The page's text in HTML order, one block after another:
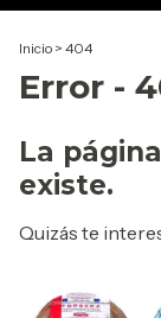
Inicio > 404
Error -
La
existe.
Quizás te